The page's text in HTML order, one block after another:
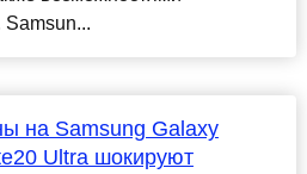
Samsun...
на Samsung Galaxy
Ultra шокируют